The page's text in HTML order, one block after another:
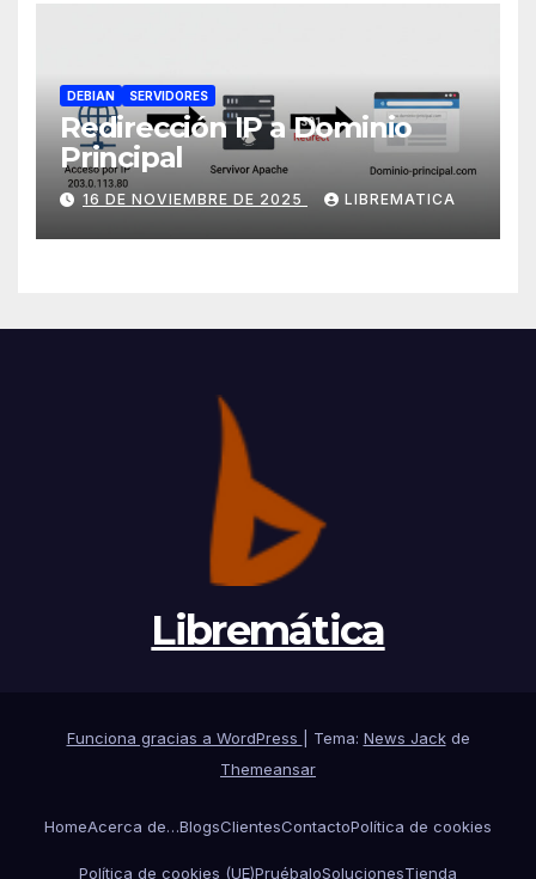
DEBIAN SERVIDORES
Redirección IP a Dominio
Principal
16 DE NOVIEMBRE DE 2025 LIBREMATICA
Libremática
Funciona gracias a WordPress Tema: News Jackde
Themeansar
HomeAcerca de…BlogsClientesContactoPolítica de cookies
Política de cookies (UE)PruébaloSolucionesTienda